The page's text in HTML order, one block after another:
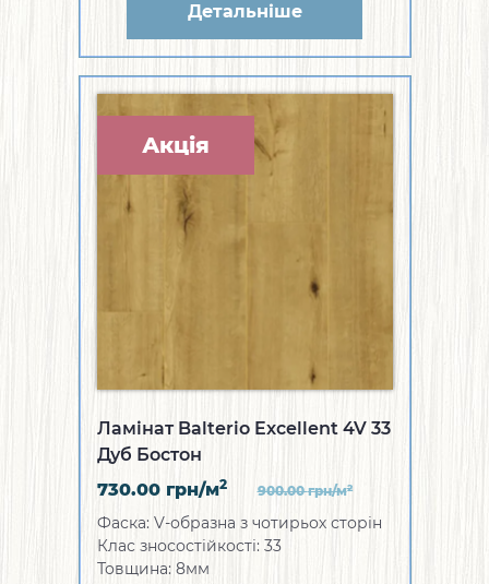
Детальніше
Акція
Ламінат Balterio Excellent 4V 33
Дуб Бостон
730.00 грн/м2 900.00грн/м2
Фаска: V-образна з чотирьох сторін
Клас зносостійкості: 33
Товщина: 8мм